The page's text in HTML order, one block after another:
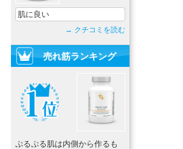
肌に良い
→ クチコミを読む
売れ筋ランキング
ぷるぷる肌は内側から作るも